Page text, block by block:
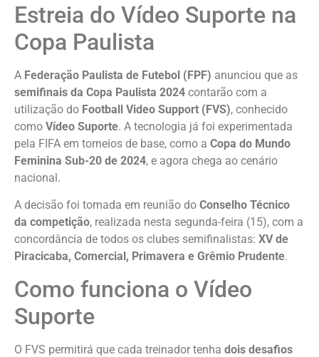
Estreia do Vídeo Suporte na
Copa Paulista
A Federação Paulista de Futebol (FPF) anunciou que as
semifinais da Copa Paulista 2024 contarão com a
utilização do Football Video Support (FVS), conhecido
como Vídeo Suporte. A tecnologia já foi experimentada
pela FIFA em torneios de base, como a Copa do Mundo
Feminina Sub-20 de 2024, e agora chega ao cenário
nacional.
A decisão foi tomada em reunião do Conselho Técnico
da competição, realizada nesta segunda-feira (15), com a
concordância de todos os clubes semifinalistas: XV de
Piracicaba, Comercial, Primavera e Grêmio Prudente.
Como funciona o Vídeo
Suporte
O FVS permitirá que cada treinador tenha dois desafios